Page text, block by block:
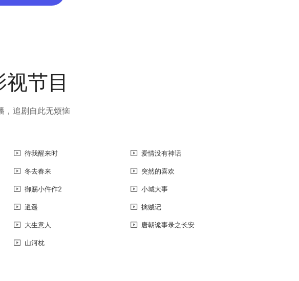
节目
，追剧自此无烦恼
待我醒来时 爱情没有神话
冬去春来 突然的喜欢
御赐小仵作2 小城大事
逍遥 擒贼记
大生意人 唐朝诡事录之长安
山河枕